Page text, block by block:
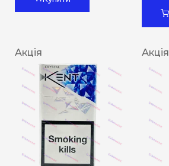
Акція Акція